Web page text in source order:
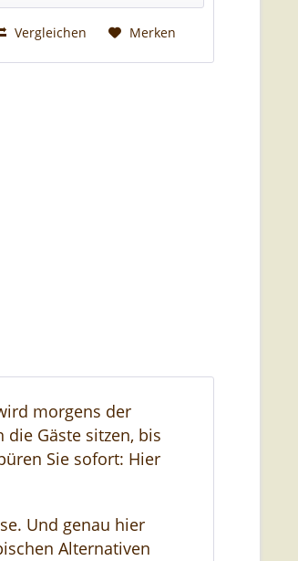
Vergleichen Merken
morgens der
Gäste sitzen, bis
Sie sofort: Hier
Und genau hier
Alternativen